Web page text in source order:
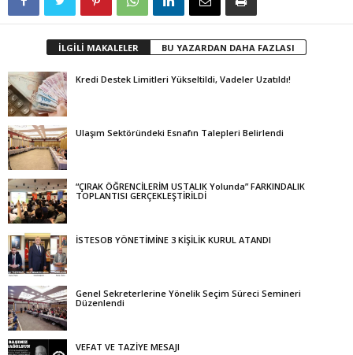
İLGİLİ MAKALELER BU YAZARDAN DAHA FAZLASI
Kredi Destek Limitleri Yükseltildi, Vadeler Uzatıldı!
Ulaşım Sektöründeki Esnafın Talepleri Belirlendi
“ÇIRAK ÖĞRENCİLERİM USTALIK Yolunda” FARKINDALIK
TOPLANTISI GERÇEKLEŞTİRİLDİ
İSTESOB YÖNETİMİNE 3 KİŞİLİK KURUL ATANDI
Genel Sekreterlerine Yönelik Seçim Süreci Semineri
Düzenlendi
VEFAT VE TAZİYE MESAJI